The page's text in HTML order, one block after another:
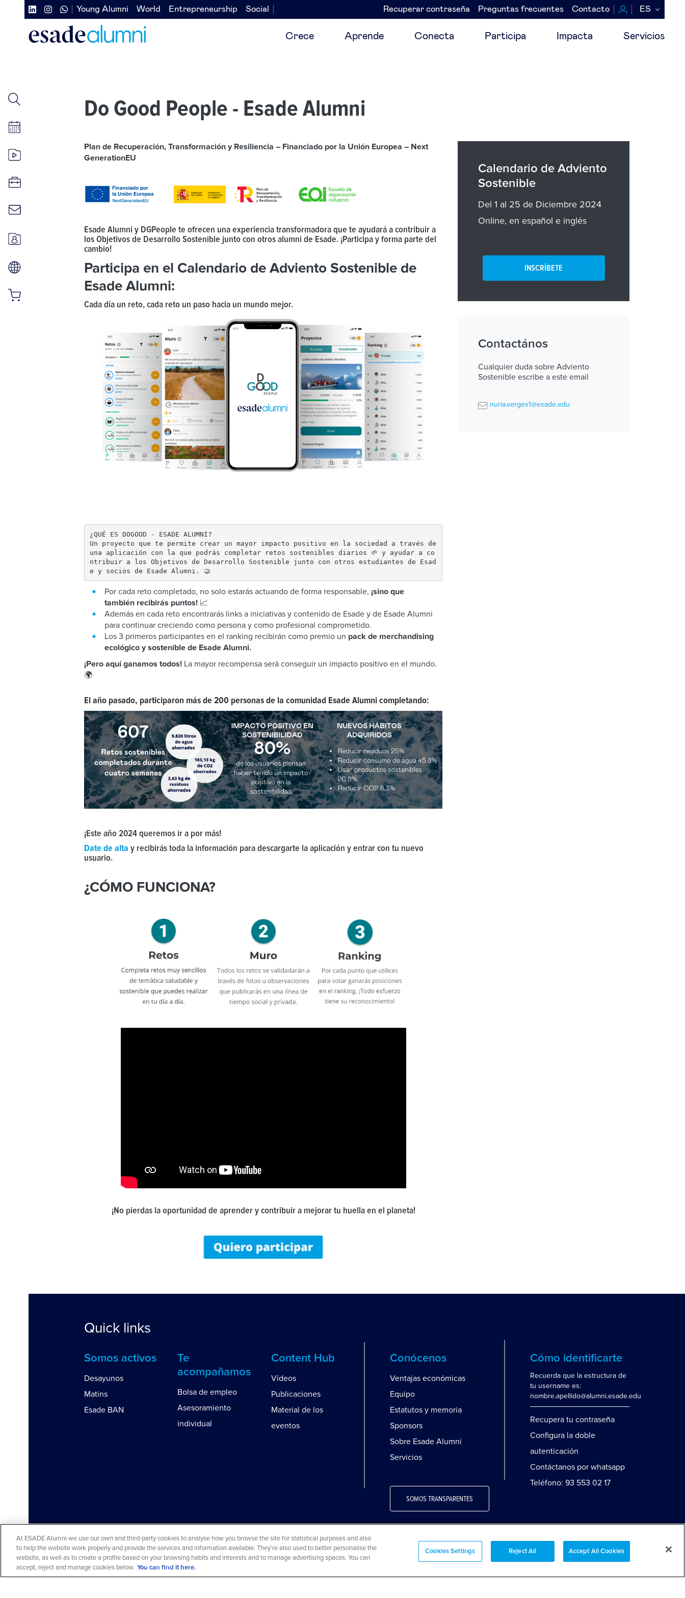
Navegación
secundaria
redes
Navegación
secundaria
izquierda
Young Alumni World Entrepreneurship Social
Navegación
secundaria
Recuperar contraseña Preguntas frecuentes Contacto ES
Crece Aprende Conecta Participa Impacta Servicios
Do Good People - Esade Alumni
Plan de Recuperación, Transformación y Resiliencia – Financiado por la Unión Europea – Next
GenerationEU
Esade Alumni y DGPeople te ofrecen una experiencia transformadora que te ayudará a contribuir a
los Objetivos de Desarrollo Sostenible junto con otros alumni de Esade. ¡Participa y forma parte del
cambio!
Participa en el Calendario de Adviento Sostenible de
Esade Alumni:
Cada día un reto, cada reto un paso hacia un mundo mejor.
¿QUÉ ES DOGOOD - ESADE ALUMNI?
Un proyecto que te permite crear un mayor impacto positivo en la sociedad a través de
una aplicación con la que podrás completar retos sostenibles diarios 🌱 y ayudar a co
ntribuir a los Objetivos de Desarrollo Sostenible junto con otros estudiantes de Esad
e y socios de Esade Alumni. 🤝
Por cada reto completado, no solo estarás actuando de forma responsable, ¡sino que
también recibirás puntos! 📈
Además en cada reto encontrarás links a iniciativas y contenido de Esade y de Esade Alumni
para continuar creciendo como persona y como profesional comprometido.
Los 3 primeros participantes en el ranking recibirán como premio un pack de merchandising
ecológico y sostenible de Esade Alumni.
¡Pero aquí ganamos todos! La mayor recompensa será conseguir un impacto positivo en el mundo.
🌍
El año pasado, participaron más de 200 personas de la comunidad Esade Alumni completando:
¡Este año 2024 queremos ir a por más!
Date de alta y recibirás toda la información para descargarte la aplicación y entrar con tu nuevo
usuario.
¿CÓMO FUNCIONA?
¡No pierdas la oportunidad de aprender y contribuir a mejorar tu huella en el planeta!
Calendario de Adviento
Sostenible
Del 1 al 25 de Diciembre 2024
Online, en español e inglés
INSCRÍBETE
Contactános
Cualquier duda sobre Adviento
Sostenible escribe a este email
nuria.verges1@esade.edu
Quick links
Somos activos
Desayunos
Matins
Esade BAN
Te
acompañamos
Bolsa de empleo
Asesoramiento
individual
Content Hub
Vídeos
Publicaciones
Material de los
eventos
Conócenos
Ventajas económicas
Equipo
Estatutos y memoria
Sponsors
Sobre Esade Alumni
Servicios
SOMOS TRANSPARENTES
Cómo identificarte
Recuerda que la estructura de
tu username es:
nombre.apellido@alumni.esade.edu
Recupera tu contraseña
Configura la doble
autenticación
Contáctanos por whatsapp
Teléfono: 93 553 02 17
Aviso legal y política de privacidad Aviso cookies Preguntas frecuentes
Mapa web
© 2026 ESADE Alumni. Todos los derechos reservados
At ESADE Alumni we use our own and third-party cookies to analyse how you browse the site for statistical purposes and also
to help the website work properly and provide the services and information available. They're also used to better personalise the
website, as well as to create a profile based on your browsing habits and interests and to manage advertising spaces. You can
accept, reject and manage cookies below. You can find it here.
Cookies Settings Reject All Accept All Cookies